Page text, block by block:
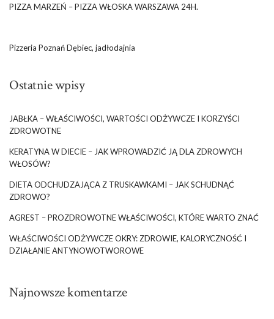
PIZZA MARZEŃ – PIZZA WŁOSKA WARSZAWA 24H.
Pizzeria Poznań Dębiec, jadłodajnia
Ostatnie wpisy
JABŁKA – WŁAŚCIWOŚCI, WARTOŚCI ODŻYWCZE I KORZYŚCI
ZDROWOTNE
KERATYNA W DIECIE – JAK WPROWADZIĆ JĄ DLA ZDROWYCH
WŁOSÓW?
DIETA ODCHUDZAJĄCA Z TRUSKAWKAMI – JAK SCHUDNĄĆ
ZDROWO?
AGREST – PROZDROWOTNE WŁAŚCIWOŚCI, KTÓRE WARTO ZNAĆ
WŁAŚCIWOŚCI ODŻYWCZE OKRY: ZDROWIE, KALORYCZNOŚĆ I
DZIAŁANIE ANTYNOWOTWOROWE
Najnowsze komentarze